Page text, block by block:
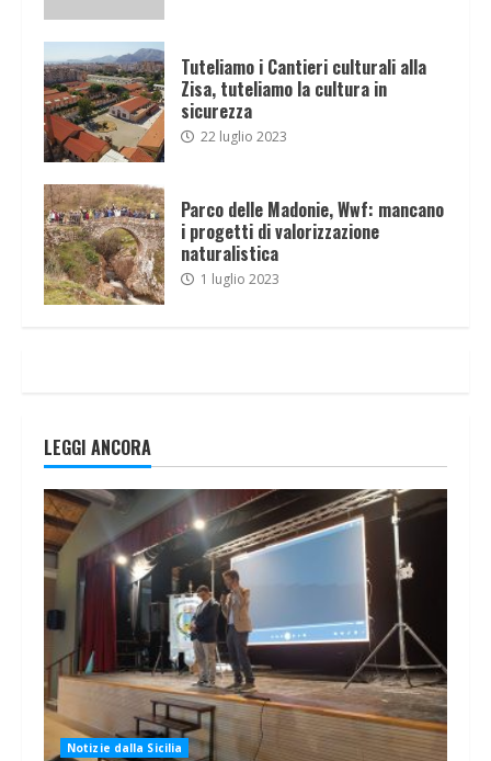
Tuteliamo i Cantieri culturali alla
Zisa, tuteliamo la cultura in
sicurezza
22 luglio 2023
Parco delle Madonie, Wwf: mancano
i progetti di valorizzazione
naturalistica
1 luglio 2023
LEGGI ANCORA
Notizie dalla Sicilia